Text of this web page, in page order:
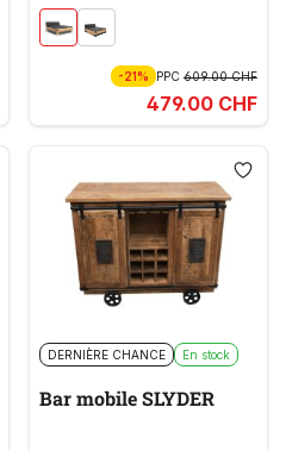
-21% PPC609.00 CHF
479.00 CHF
DERNIÈRE CHANCE En stock
Bar mobile SLYDER